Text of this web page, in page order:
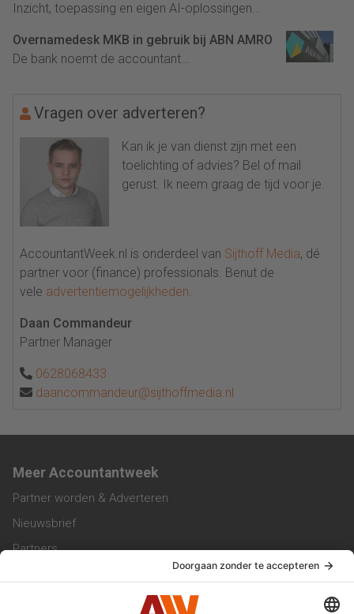
Inzicht, toepassing en eigen AI-oplossingen...
Overnamedesk MKB in gebruik bij ABN AMRO
De bank noemt de accountant...
Vragen over adverteren?
Kan ik je van dienst zijn met een
toelichting of advies? Bel of mail
gerust. Ik neem graag de tijd voor je.
AccountantWeek.nl is onderdeel van Sijthoff Media, dé
partner voor (finance) professionals. Benut de
vele advertentiemogelijkheden.
Daan Commandeur
Partner Manager
0628068433
daancommandeur@sijthoffmedia.nl
Meer Accountantweek
Partner worden & Adverteren
Nieuwsbrief
Partners